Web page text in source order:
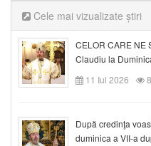
Cele mai vizualizate știri
CELOR CARE NE
Claudiu la
11 Iul 2026
După credinţa
duminica a VII-a